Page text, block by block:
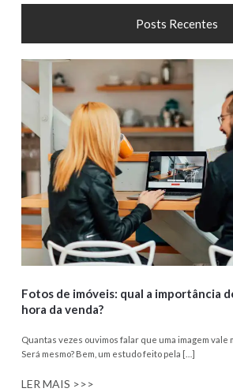
Posts Recentes
Fotos de imóveis: qual a importância
hora da venda?
Quantas vezes ouvimos falar que uma imagem vale
Será mesmo? Bem, um estudo feito pela […]
LER MAIS >>>